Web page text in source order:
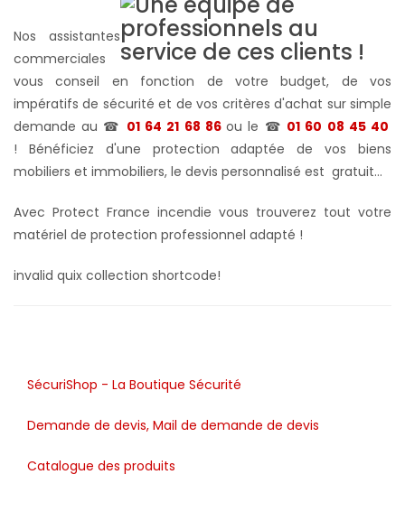
Nos assistantes
commerciales
vous conseil en fonction de votre budget, de vos
impératifs de sécurité et de vos critères d'achat sur simple
demande au ☎ 01 64 21 68 86ou le ☎ 01 60 08 45 40
! Bénéficiez d'une protection adaptée de vos biens
mobiliers et immobiliers, le devis personnalisé est gratuit...
Avec Protect France incendie vous trouverez tout votre
matériel de protection professionnel adapté !
invalid quix collection shortcode!
SécuriShop - La Boutique Sécurité
Demande de devis, Mail de demande de devis
Catalogue des produits